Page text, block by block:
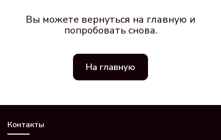
Вы можете вернуться на главную и
попробовать снова.
На главную
Контакты